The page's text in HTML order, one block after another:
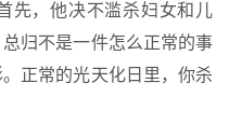
先，他决不滥杀妇女和儿
归不是一件怎么正常的事
正常的光天化日里，你杀